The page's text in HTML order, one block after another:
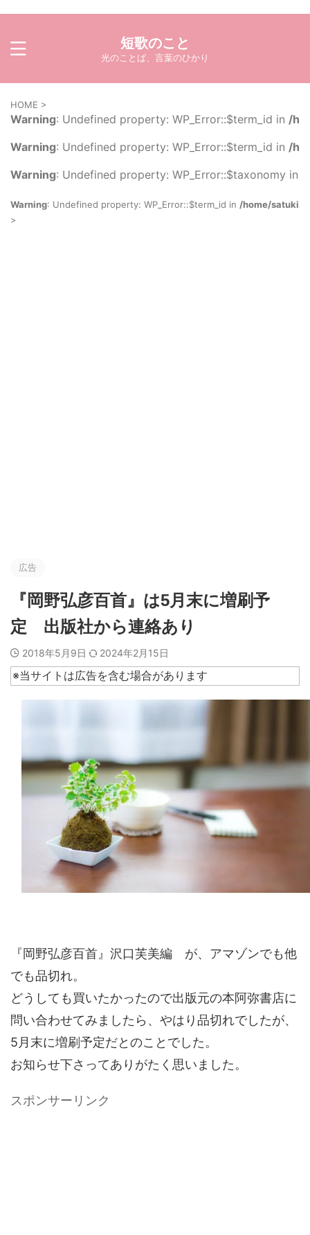
短歌のこと
光のことば、言葉のひかり
HOME >
Warning: Undefined property: WP_Error::$term_id in /
Warning: Undefined property: WP_Error::$term_id in /
Warning: Undefined property: WP_Error::$taxonomy in
Warning: Undefined property: WP_Error::$term_id in /home/
>
広告
『岡野弘彦百首』は5月末に増刷予
定 出版社から連絡あり
2018年5月9日 2024年2月15日
※当サイトは広告を含む場合があります
『岡野弘彦百首』沢口芙美編 が、アマゾンでも他
でも品切れ。
どうしても買いたかったので出版元の本阿弥書店に
問い合わせてみましたら、やはり品切れでしたが、
5月末に増刷予定だとのことでした。
お知らせ下さってありがたく思いました。
スポンサーリンク